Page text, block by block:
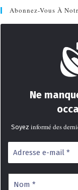
Abonnez-Vous À
Ne
Soyez informé des